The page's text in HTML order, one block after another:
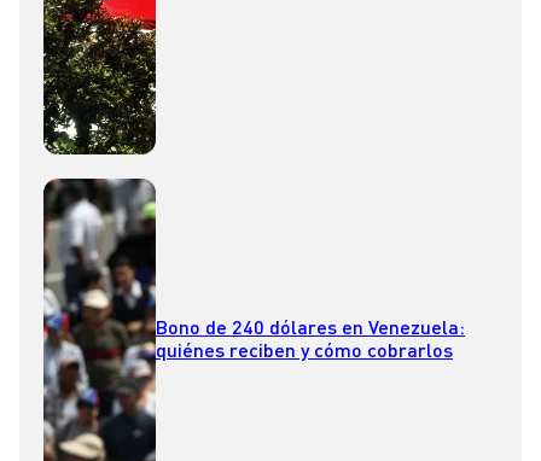
Bono de 240 dólares en Venezuela:
quiénes reciben y cómo cobrarlos